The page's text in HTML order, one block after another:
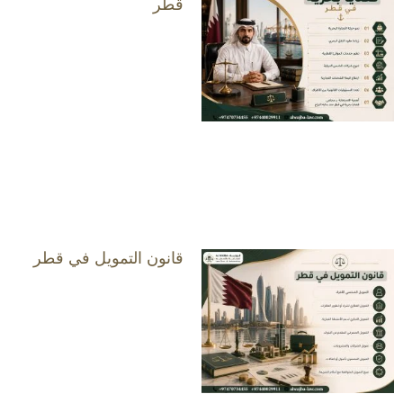
قطر
قانون التمويل في قطر